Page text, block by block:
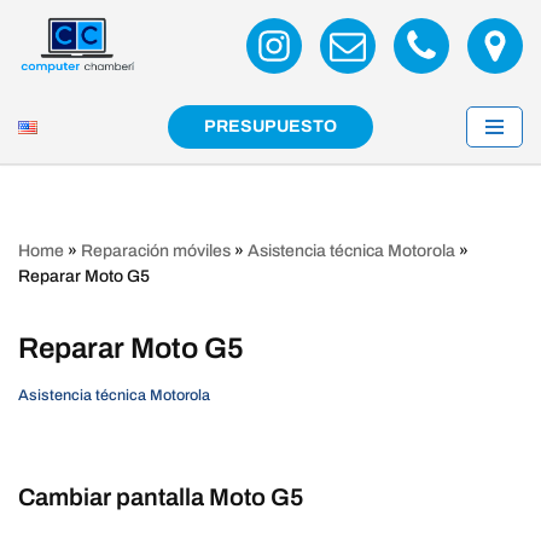
Saltar
PRESUPUESTO
Home » Reparación móviles » Asistencia técnica Motorola »
Reparar Moto G5
Reparar Moto G5
Asistencia técnica Motorola
Cambiar pantalla Moto G5